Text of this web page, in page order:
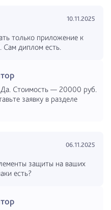
10.11.2025
только приложение к
Сам диплом есть.
Да. Стоимость — 20000 руб.
заявку в разделе
06.11.2025
защиты на ваших
есть?